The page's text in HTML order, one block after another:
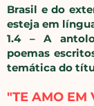
Brasil e do
esteja em
1.4 – A
poemas
temática do
"TE AMO EM